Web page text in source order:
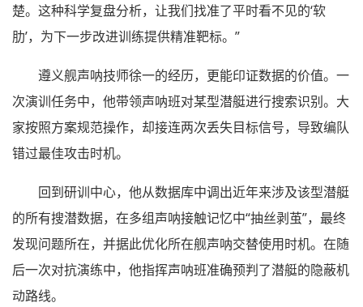
楚。这种科学复盘分析，让我们找准了平时看不见的‘软
肋’，为下一步改进训练提供精准靶标。”
遵义舰声呐技师徐一的经历，更能印证数据的价值。一
次演训任务中，他带领声呐班对某型潜艇进行搜索识别。大
家按照方案规范操作，却接连两次丢失目标信号，导致编队
错过最佳攻击时机。
回到研训中心，他从数据库中调出近年来涉及该型潜艇
的所有搜潜数据，在多组声呐接触记忆中“抽丝剥茧”，最终
发现问题所在，并据此优化所在舰声呐交替使用时机。在随
后一次对抗演练中，他指挥声呐班准确预判了潜艇的隐蔽机
动路线。